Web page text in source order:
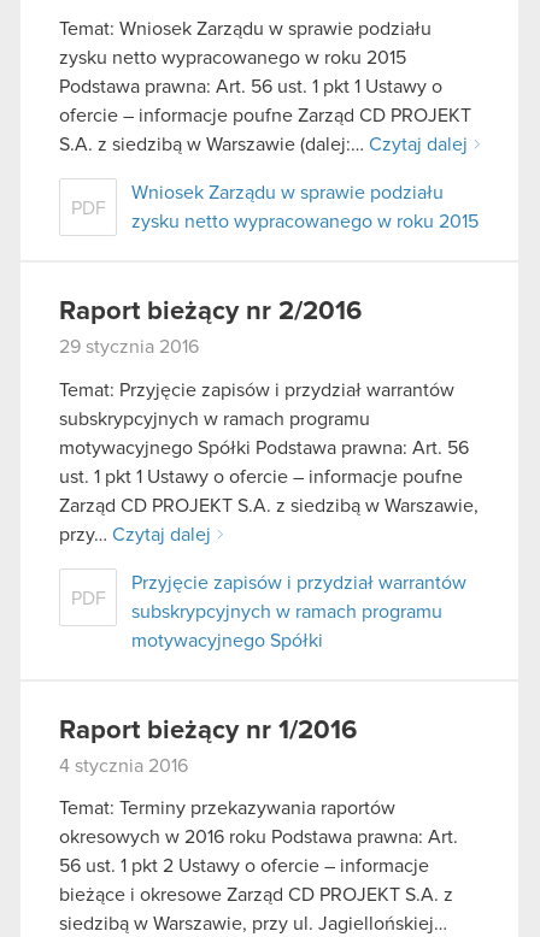
Temat: Wniosek Zarządu w sprawie podziału
zysku netto wypracowanego w roku 2015
Podstawa prawna: Art. 56 ust. 1 pkt 1 Ustawy o
ofercie – informacje poufne Zarząd CD PROJEKT
S.A. z siedzibą w Warszawie (dalej:… Czytaj dalej
PDF
Wniosek Zarządu w sprawie podziału
zysku netto wypracowanego w roku 2015
Raport bieżący nr 2/2016
29 stycznia 2016
Temat: Przyjęcie zapisów i przydział warrantów
subskrypcyjnych w ramach programu
motywacyjnego Spółki Podstawa prawna: Art. 56
ust. 1 pkt 1 Ustawy o ofercie – informacje poufne
Zarząd CD PROJEKT S.A. z siedzibą w Warszawie,
przy… Czytaj dalej
PDF
Przyjęcie zapisów i przydział warrantów
subskrypcyjnych w ramach programu
motywacyjnego Spółki
Raport bieżący nr 1/2016
4 stycznia 2016
Temat: Terminy przekazywania raportów
okresowych w 2016 roku Podstawa prawna: Art.
56 ust. 1 pkt 2 Ustawy o ofercie – informacje
bieżące i okresowe Zarząd CD PROJEKT S.A. z
siedzibą w Warszawie, przy ul. Jagiellońskiej…